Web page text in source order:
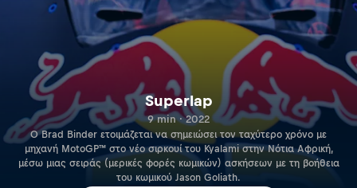
Superlap
9 min · 2022
Ο Brad Binder ετοιμάζεται να σημειώσει τον ταχύτερο χρόνο με
μηχανή MotoGP™ στο νέο σιρκουί του Kyalami στην Νότια Αφρική,
μέσω μιας σειράς (μερικές φορές κωμικών) ασκήσεων με τη βοήθεια
του κωμικού Jason Goliath.